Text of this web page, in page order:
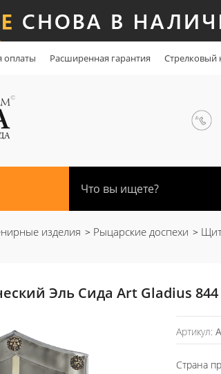
оплаты Расширенная гарантия Стрелковый
изделия Рыцарские доспехи
Эль Сида Art Gladius 844
Артикул:
Страна